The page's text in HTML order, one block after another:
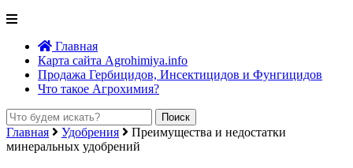
Главная
Карта сайта Agrohimiya.info
Продажа Гербицидов, Инсектицидов и Фунгицидов
Что такое Агрохимия?
Главная Удобрения
Преимущества и недостатки
минеральных удобрений